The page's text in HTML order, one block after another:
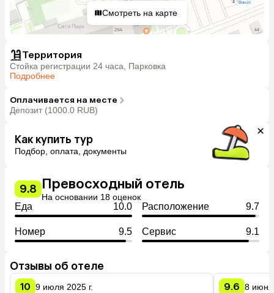
Смотреть на карте
Территория
Стойка регистрации 24 часа, Парковка
Подробнее
Оплачивается на месте
Депозит (1000.0 RUB)
Как купить тур
Подбор, оплата, документы
9.8 Превосходный отель
На основании 18 оценок
Еда 10.0 Расположение 9.7
Номер 9.5 Сервис 9.1
Отзывы об отеле
10 9 июля 2025 г. 9.6 8 июня